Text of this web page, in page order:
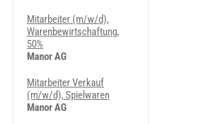
Mitarbeiter (m/w/d),
Warenbewirtschaftung,
50%
Manor AG
Mitarbeiter Verkauf
(m/w/d), Spielwaren
Manor AG